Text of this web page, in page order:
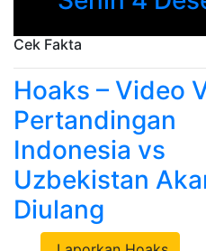
Cek Fakta
Hoaks – Video
Pertandingan
Indonesia vs
Uzbekistan
Diulang